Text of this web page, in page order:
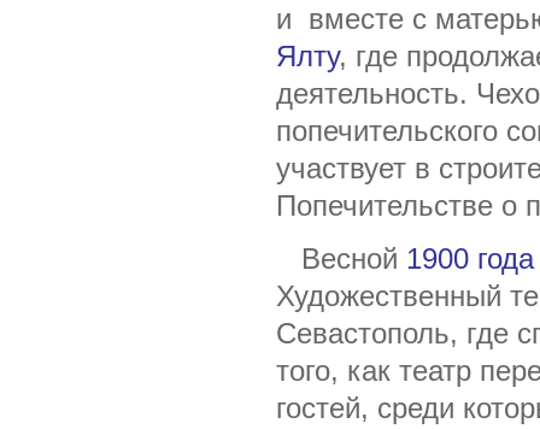
и вместе с
Ялту, где
деятельность.
попечительского
участвует в
Попечительстве о
Весной 1900 года
Художественный
Севастополь, где
того, как театр
гостей, среди